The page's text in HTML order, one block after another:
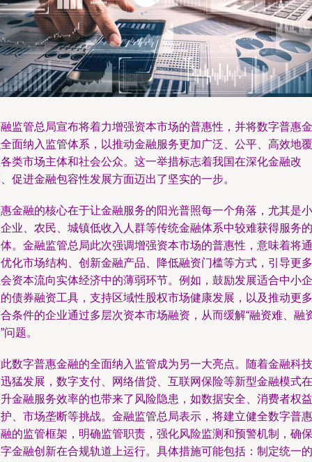
监管总局宣布将着力增强资本市场的普惠性，并将数字普惠金
面纳入监管体系，以推动金融服务更加广泛、公平、高效地覆
类市场主体和社会公众。这一举措标志着我国在深化金融改
促进金融包容性发展方面迈出了坚实的一步。
金融的核心在于让金融服务的阳光普照每一个角落，尤其是小
业、农民、城镇低收入人群等传统金融体系中较难获得服务的
。金融监管总局此次强调增强资本市场的普惠性，意味着将通
化市场结构、创新金融产品、降低融资门槛等方式，引导更多
资本流向实体经济中的薄弱环节。例如，鼓励发展适合中小企
债券融资工具，支持区域性股权市场健康发展，以及推动更多
条件的企业通过多层次资本市场融资，从而缓解“融资难、融
问题。
数字普惠金融的全面纳入监管成为另一大亮点。随着金融科技
猛发展，数字支付、网络借贷、互联网保险等新型金融模式在
金融服务效率的也带来了风险隐患，如数据安全、消费者权益
、市场垄断等挑战。金融监管总局表示，将建立健全数字普惠
的监管框架，明确监管职责，强化风险监测和预警机制，确保
金融创新在合规轨道上运行。具体措施可能包括：制定统一的